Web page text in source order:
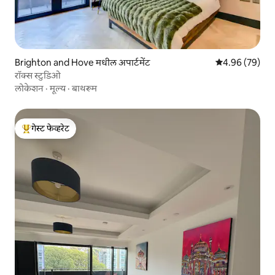
Brighton and Hove मधील अपार्टमेंट 5 पैकी 4.96
4.96 (79)
रॉक्स स्टुडिओ
लोकेशन ·मूल्य·बाथरूम
टॉप गेस्ट फेव्हरेट
गेस्ट फेव्हरेट